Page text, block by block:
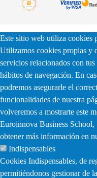
Este sitio web utiliza cookies
Utilizamos cookies propias y
servicios relacionados con
hábitos de navegación. En
podremos asegurarle el
funcionalidades de nuestra
volveremos a mostrarte este
Euroinnova Business
obtener más información en
Indispensables
Cookies Indispensables, de
permitiéndonos gestionar de